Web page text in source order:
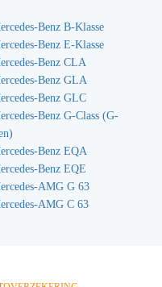
Benz B-Klasse
Benz E-Klasse
Benz CLA
Benz GLA
Benz GLC
Benz G-Class (G-
Benz EQA
Benz EQE
AMG G 63
AMG C 63